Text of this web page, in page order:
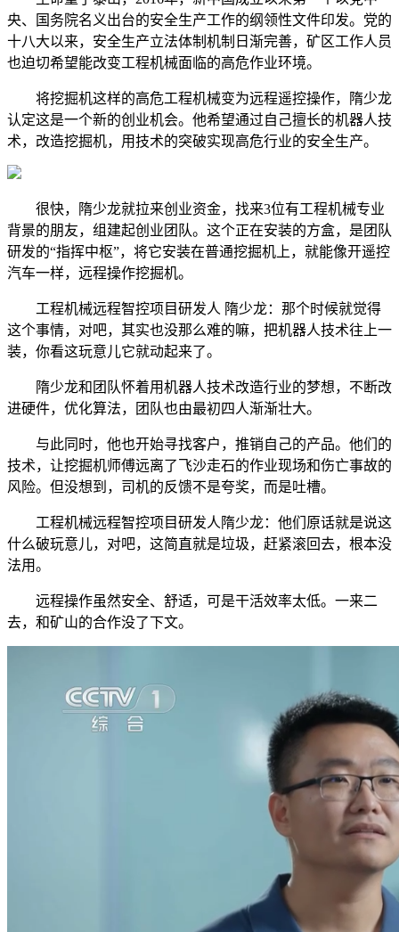
央、国务院名义出台的安全生产工作的纲领性文件印发。党的
十八大以来，安全生产立法体制机制日渐完善，矿区工作人员
也迫切希望能改变工程机械面临的高危作业环境。
将挖掘机这样的高危工程机械变为远程遥控操作，隋少龙
认定这是一个新的创业机会。他希望通过自己擅长的机器人技
术，改造挖掘机，用技术的突破实现高危行业的安全生产。
很快，隋少龙就拉来创业资金，找来3位有工程机械专业
背景的朋友，组建起创业团队。这个正在安装的方盒，是团队
研发的“指挥中枢”，将它安装在普通挖掘机上，就能像开遥控
汽车一样，远程操作挖掘机。
工程机械远程智控项目研发人 隋少龙：那个时候就觉得
这个事情，对吧，其实也没那么难的嘛，把机器人技术往上一
装，你看这玩意儿它就动起来了。
隋少龙和团队怀着用机器人技术改造行业的梦想，不断改
进硬件，优化算法，团队也由最初四人渐渐壮大。
与此同时，他也开始寻找客户，推销自己的产品。他们的
技术，让挖掘机师傅远离了飞沙走石的作业现场和伤亡事故的
风险。但没想到，司机的反馈不是夸奖，而是吐槽。
工程机械远程智控项目研发人隋少龙：他们原话就是说这
什么破玩意儿，对吧，这简直就是垃圾，赶紧滚回去，根本没
法用。
远程操作虽然安全、舒适，可是干活效率太低。一来二
去，和矿山的合作没了下文。